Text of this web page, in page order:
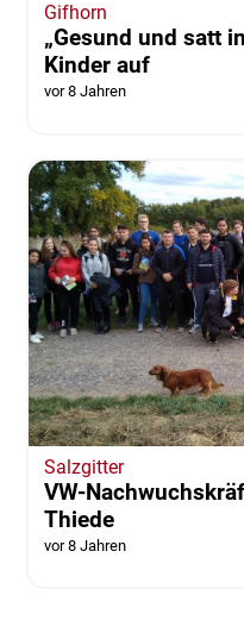
Gifhorn
„Gesund und satt
Kinder auf
vor 8 Jahren
Salzgitter
VW-
Thiede
vor 8 Jahren